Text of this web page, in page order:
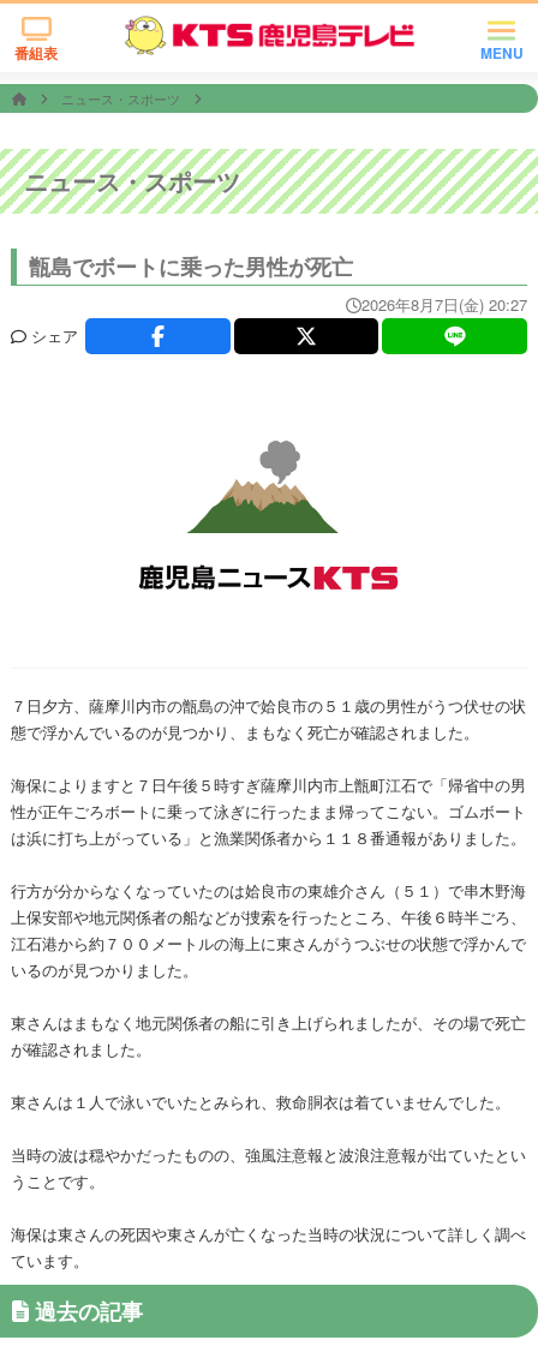
MENU
番組表
ニュース・スポーツ
ニュース・スポーツ
甑島でボートに乗った男性が死亡
2026年8月7日(金) 20:27
シェア
７日夕方、薩摩川内市の甑島の沖で姶良市の５１歳の男性がうつ伏せの状
態で浮かんでいるのが見つかり、まもなく死亡が確認されました。
海保によりますと７日午後５時すぎ薩摩川内市上甑町江石で「帰省中の男
性が正午ごろボートに乗って泳ぎに行ったまま帰ってこない。ゴムボート
は浜に打ち上がっている」と漁業関係者から１１８番通報がありました。
行方が分からなくなっていたのは姶良市の東雄介さん（５１）で串木野海
上保安部や地元関係者の船などが捜索を行ったところ、午後６時半ごろ、
江石港から約７００メートルの海上に東さんがうつぶせの状態で浮かんで
いるのが見つかりました。
東さんはまもなく地元関係者の船に引き上げられましたが、その場で死亡
が確認されました。
東さんは１人で泳いでいたとみられ、救命胴衣は着ていませんでした。
当時の波は穏やかだったものの、強風注意報と波浪注意報が出ていたとい
うことです。
海保は東さんの死因や東さんが亡くなった当時の状況について詳しく調べ
ています。
過去の記事